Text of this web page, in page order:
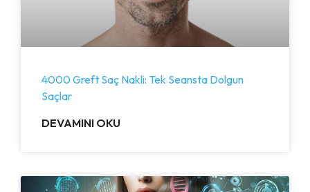
4000 Greft Saç Nakli: Tek Seansta Dolgun
Saçlar
DEVAMINI OKU